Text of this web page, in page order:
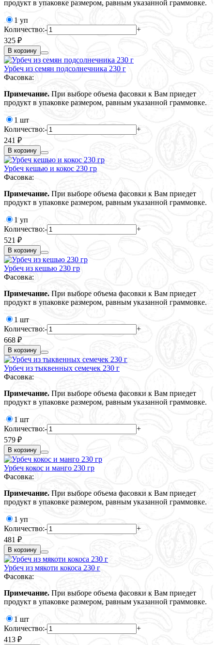
продукт в упаковке размером, равным указанной граммовке.
1 уп
Количество:-
+
325 ₽
В корзину
Урбеч из семян подсолнечника 230 г
Фасовка:
Примечание. При выборе объема фасовки к Вам приедет
продукт в упаковке размером, равным указанной граммовке.
1 шт
Количество:-
+
241 ₽
В корзину
Урбеч кешью и кокос 230 гр
Фасовка:
Примечание. При выборе объема фасовки к Вам приедет
продукт в упаковке размером, равным указанной граммовке.
1 уп
Количество:-
+
521 ₽
В корзину
Урбеч из кешью 230 гр
Фасовка:
Примечание. При выборе объема фасовки к Вам приедет
продукт в упаковке размером, равным указанной граммовке.
1 шт
Количество:-
+
668 ₽
В корзину
Урбеч из тыквенных семечек 230 г
Фасовка:
Примечание. При выборе объема фасовки к Вам приедет
продукт в упаковке размером, равным указанной граммовке.
1 шт
Количество:-
+
579 ₽
В корзину
Урбеч кокос и манго 230 гр
Фасовка:
Примечание. При выборе объема фасовки к Вам приедет
продукт в упаковке размером, равным указанной граммовке.
1 уп
Количество:-
+
481 ₽
В корзину
Урбеч из мякоти кокоса 230 г
Фасовка:
Примечание. При выборе объема фасовки к Вам приедет
продукт в упаковке размером, равным указанной граммовке.
1 шт
Количество:-
+
413 ₽